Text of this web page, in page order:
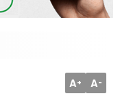
A+ A-